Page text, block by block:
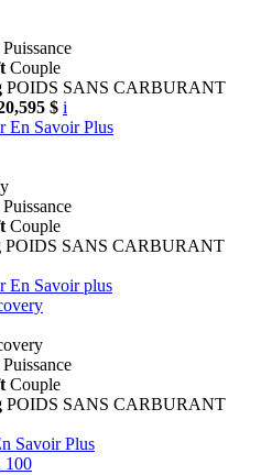
Puissance
Couple
POIDS SANS CARBURANT
$ i
En Savoir Plus
Puissance
Couple
POIDS SANS CARBURANT
En Savoir plus
Puissance
Couple
POIDS SANS CARBURANT
Savoir Plus
100